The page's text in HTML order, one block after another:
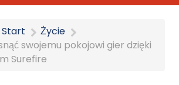
Start
Życie
swojemu pokojowi gier dzięki
Surefire